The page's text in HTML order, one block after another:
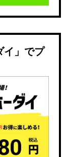
イ」でプ